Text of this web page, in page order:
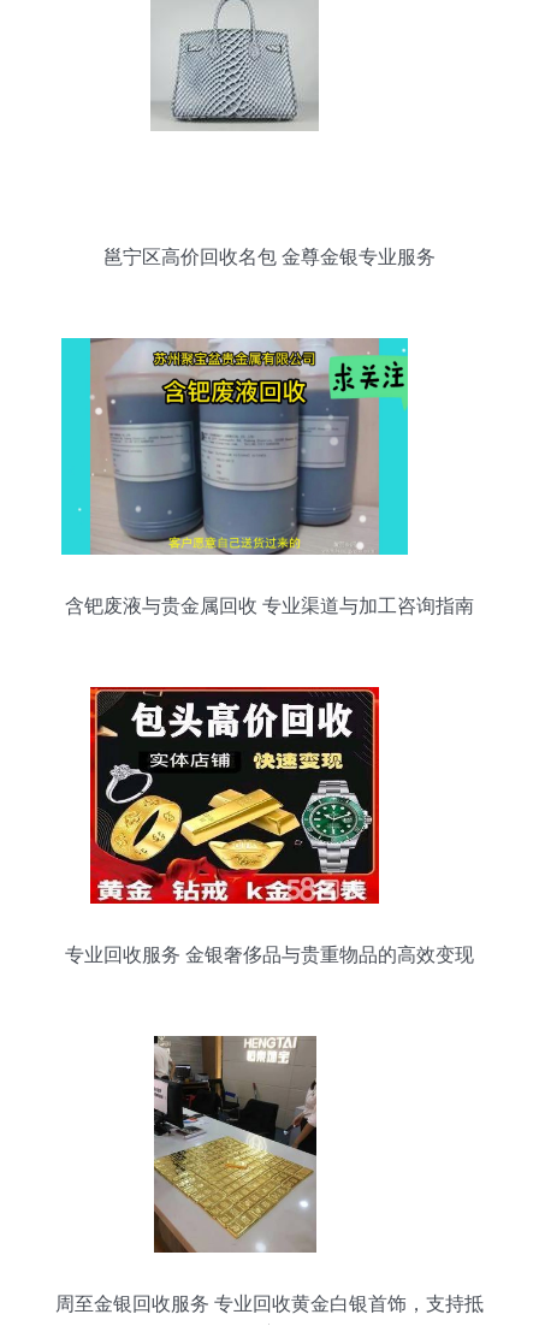
邕宁区高价回收名包 金尊金银专业服务
含钯废液与贵金属回收 专业渠道与加工咨询指南
专业回收服务 金银奢侈品与贵重物品的高效变现
周至金银回收服务 专业回收黄金白银首饰，支持抵